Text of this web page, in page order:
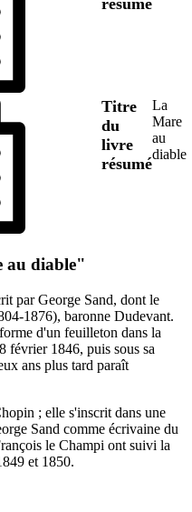
Titre
du
livre
résumé
La
Mare
au
diable
au diable"
par George Sand, dont le
1876), baronne Dudevant.
d'un feuilleton dans la
février 1846, puis sous sa
ans plus tard paraît
; elle s'inscrit dans une
Sand comme écrivaine du
le Champi ont suivi la
et 1850.